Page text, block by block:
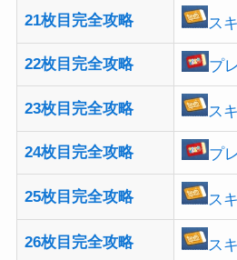
21枚目完全攻略 ス
22枚目完全攻略 プ
23枚目完全攻略 ス
24枚目完全攻略 プ
25枚目完全攻略 ス
26枚目完全攻略 ス